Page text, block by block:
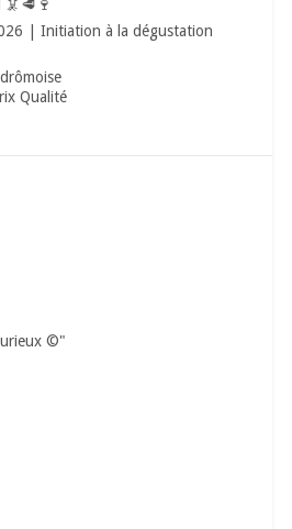
🦑🥩🍷
| Initiation à la dégustation
Qualité
©"